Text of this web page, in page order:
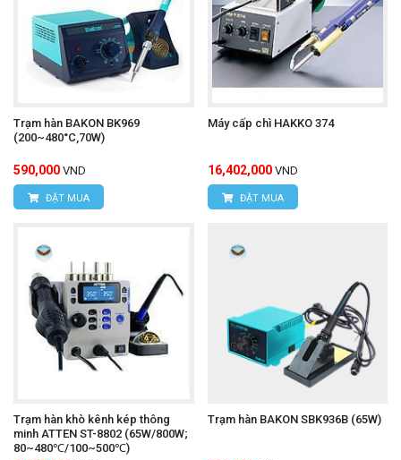
Trạm hàn BAKON BK969
(200~480°C,70W)
590,000 VND
ĐẶT MUA
Máy cấp chì HAKKO 374
16,402,000 VND
ĐẶT MUA
Trạm hàn khò kênh kép thông
minh ATTEN ST-8802 (65W/800W;
80~480℃/100~500℃)
Trạm hàn BAKON SBK936B (65W)